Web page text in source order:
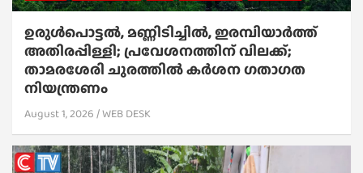
ഉരുൾപൊട്ടൽ, മണ്ണിടിച്ചിൽ, ഇരമ്പിയാര്‍ത്ത്
അതിരപ്പിള്ളി; പ്രവേശനത്തിന് വിലക്ക്;
താമരശേരി ചുരത്തില്‍ കര്‍ശന ഗതാഗത
നിയന്ത്രണം
August 1, 2026 WEB DESK